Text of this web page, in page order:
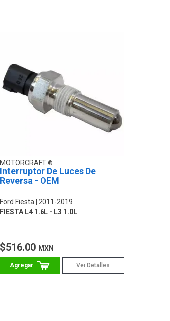
MOTORCRAFT
Interruptor De Luces De
Reversa - OEM
Ford Fiesta 2011-2019
FIESTA L4 1.6L - L3 1.0L
$516.00 MXN
Ver Detalles